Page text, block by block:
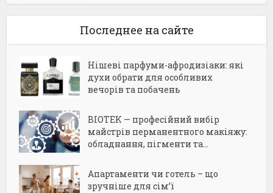
Последнее на сайте
Нішеві парфуми-афродизіаки: які
духи обрати для особливих
вечорів та побачень
BIOTEK — професійний вибір
майстрів перманентного макіяжу:
обладнання, пігменти та...
Апартаменти чи готель – що
зручніше для сім’ї